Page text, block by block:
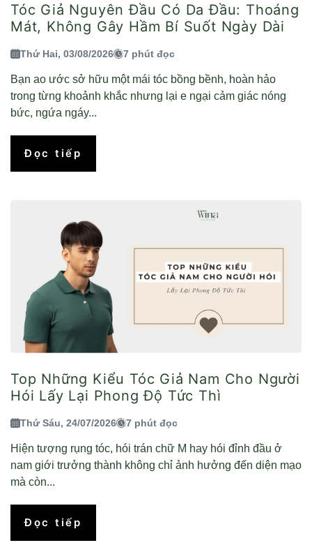
Tóc Giả Nguyên Đầu Có Da Đầu: Thoáng
Mát, Không Gây Hầm Bí Suốt Ngày Dài
Thứ Hai, 03/08/2026 7 phút đọc
Bạn ao ước sở hữu một mái tóc bồng bềnh, hoàn hảo
trong từng khoảnh khắc nhưng lại e ngại cảm giác nóng
bức, ngứa ngáy...
Đọc tiếp
Top Những Kiểu Tóc Giả Nam Cho Người
Hói Lấy Lại Phong Độ Tức Thì
Thứ Sáu, 24/07/2026 7 phút đọc
Hiện tượng rụng tóc, hói trán chữ M hay hói đỉnh đầu ở
nam giới trưởng thành không chỉ ảnh hưởng đến diện mạo
mà còn...
Đọc tiếp